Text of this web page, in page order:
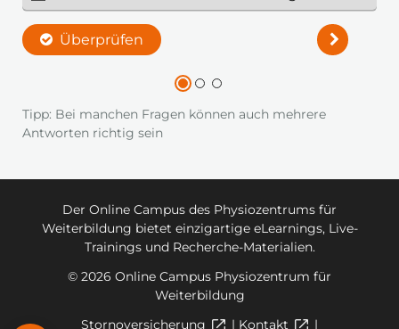
Tipp: Bei manchen Fragen können auch mehrere
Antworten richtig sein
Der Online Campus des Physiozentrums für
Weiterbildung bietet einzigartige eLearnings, Live-
Trainings und Recherche-Materialien.
© 2026 Online Campus Physiozentrum für
Weiterbildung
Stornoversicherung
| Kontakt |